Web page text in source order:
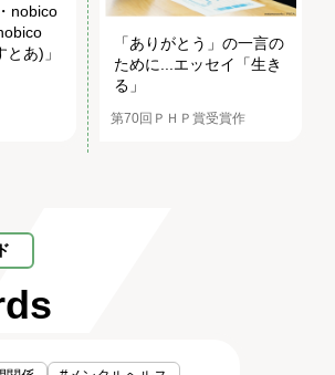
nobico
あ)」
「ありがとう」の一言の
ために...エッセイ「生き
る」
第70回ＰＨＰ賞受賞作